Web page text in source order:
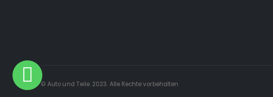
© Auto und Teile. 2023. Alle Rechte vorbehalten